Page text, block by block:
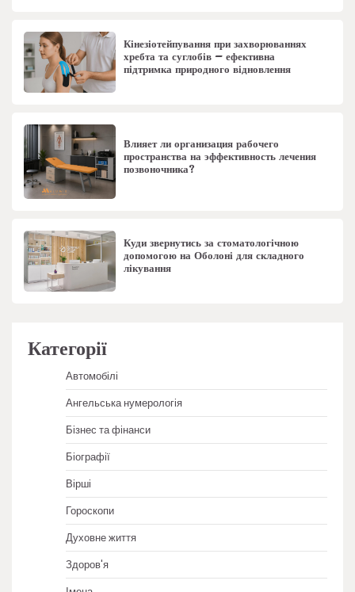
Кінезіотейпування при захворюваннях
хребта та суглобів – ефективна
підтримка природного відновлення
Влияет ли организация рабочего
пространства на эффективность лечения
позвоночника?
Куди звернутись за стоматологічною
допомогою на Оболоні для складного
лікування
Категорії
Автомобілі
Ангельська нумерологія
Бізнес та фінанси
Біографії
Вірші
Гороскопи
Духовне життя
Здоров'я